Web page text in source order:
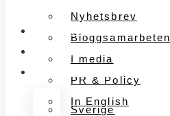
Nyhetsbrev
Bloggsamarbeten
I media
PR & Policy
In English
Sverige